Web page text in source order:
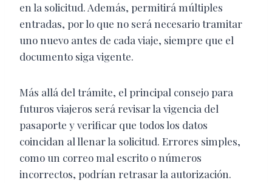
en la solicitud. Además, permitirá múltiples
entradas, por lo que no será necesario tramitar
uno nuevo antes de cada viaje, siempre que el
documento siga vigente.
Más allá del trámite, el principal consejo para
futuros viajeros será revisar la vigencia del
pasaporte y verificar que todos los datos
coincidan al llenar la solicitud. Errores simples,
como un correo mal escrito o números
incorrectos, podrían retrasar la autorización.